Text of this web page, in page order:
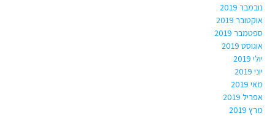
נובמבר 2019
אוקטובר 2019
ספטמבר 2019
אוגוסט 2019
יולי 2019
יוני 2019
מאי 2019
אפריל 2019
מרץ 2019